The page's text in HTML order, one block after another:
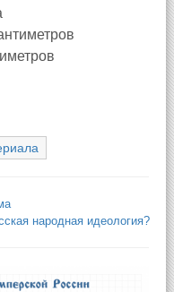
народная идеология?